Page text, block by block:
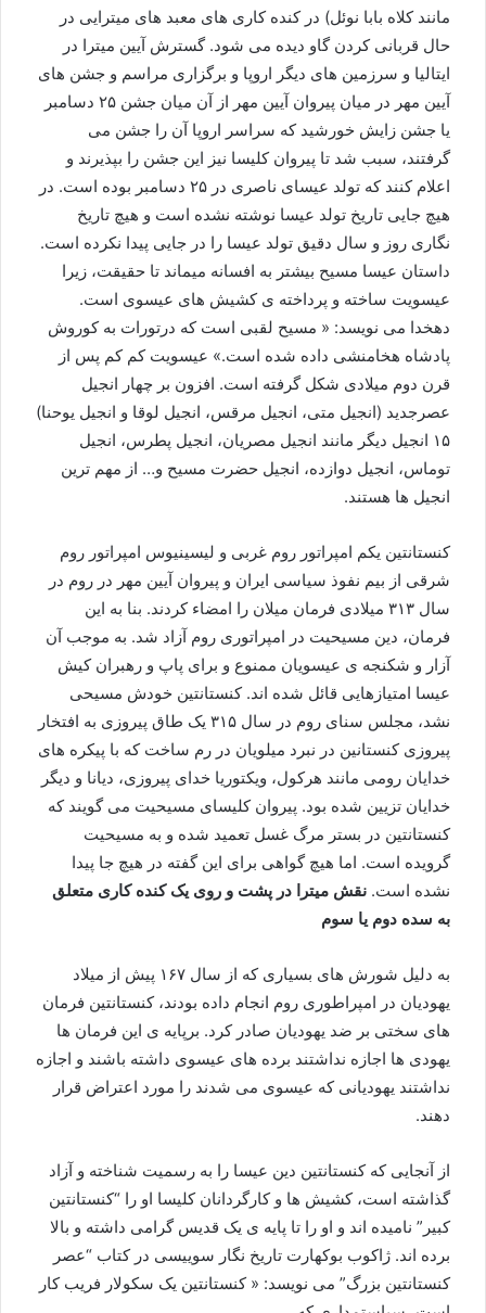
مانند کلاه بابا نوئل) در کنده کاری های معبد های میترایی در
حال قربانی کردن گاو دیده می شود. گسترش آیین میترا در
ایتالیا و سرزمین های دیگر اروپا و برگزاری مراسم و جشن های
آیین مهر در میان پیروان آیین مهر از آن میان جشن ۲۵ دسامبر
یا جشن زایش خورشید که سراسر اروپا آن را جشن می
گرفتند، سبب شد تا پیروان کلیسا نیز این جشن را بپذیرند و
اعلام کنند که تولد عیسای ناصری در ۲۵ دسامبر بوده است. در
هیچ جایی تاریخ تولد عیسا نوشته نشده است و هیچ تاریخ
نگاری روز و سال دقیق تولد عیسا را در جایی پیدا نکرده است.
داستان عیسا مسیح بیشتر به افسانه میماند تا حقیقت، زیرا
عیسویت ساخته و پرداخته ی کشیش های عیسوی است.
دهخدا می نویسد: « مسیح لقبی است که درتورات به کوروش
پادشاه هخامنشی داده شده است.» عیسویت کم کم پس از
قرن دوم میلادی شکل گرفته است. افزون بر چهار انجیل
عصرجدید (انجیل متی، انجیل مرقس، انجیل لوقا و انجیل یوحنا)
۱۵ انجیل دیگر مانند انجیل مصریان، انجیل پطرس، انجیل
توماس، انجیل دوازده، انجیل حضرت مسیح و… از مهم ترین
انجیل ها هستند.
کنستانتین یکم امپراتور روم غربی و لیسینیوس امپراتور روم
شرقی از بیم نفوذ سیاسی ایران و پیروان آیین مهر در روم در
سال ۳۱۳ میلادی فرمان میلان را امضاء کردند. بنا به این
فرمان، دین مسیحیت در امپراتوری روم آزاد شد. به موجب آن
آزار و شکنجه ی عیسویان ممنوع و برای پاپ و رهبران کیش
عیسا امتیازهایی قائل شده اند. کنستانتین خودش مسیحی
نشد، مجلس سنای روم در سال ۳۱۵ یک طاق پیروزی به افتخار
پیروزی کنستانین در نبرد میلویان در رم ساخت که با پیکره های
خدایان رومی مانند هرکول، ویکتوریا خدای پیروزی، دیانا و دیگر
خدایان تزیین شده بود. پیروان کلیسای مسیحیت می گویند که
کنستانتین در بستر مرگ غسل تعمید شده و به مسیحیت
گرویده است. اما هیچ گواهی برای این گفته در هیچ جا پیدا
نشده است. نقش میترا در پشت و روی یک کنده کاری متعلق
به سده دوم یا سوم
به دلیل شورش های بسیاری که از سال ۱۶۷ پیش از میلاد
یهودیان در امپراطوری روم انجام داده بودند، کنستانتین فرمان
های سختی بر ضد یهودیان صادر کرد. برپایه ی این فرمان ها
یهودی ها اجازه نداشتند برده های عیسوی داشته باشند و اجازه
نداشتند یهودیانی که عیسوی می شدند را مورد اعتراض قرار
دهند.
از آنجایی که کنستانتین دین عیسا را به رسمیت شناخته و آزاد
گذاشته است، کشیش ها و کارگردانان کلیسا او را “کنستانتین
کبیر” نامیده اند و او را تا پایه ی یک قدیس گرامی داشته و بالا
برده اند. ژاکوب بوکهارت تاریخ نگار سوییسی در کتاب “عصر
کنستانتین بزرگ” می نویسد: « کنستانتین یک سکولار فریب کار